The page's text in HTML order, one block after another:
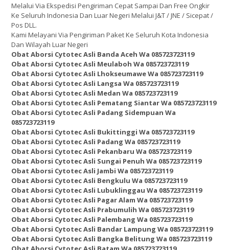
Melalui Via Ekspedisi Pengiriman Cepat Sampai Dan Free Ongkir
Ke Seluruh Indonesia Dan Luar Negeri Melalui J&T / JNE / Sicepat /
Pos DLL.
Kami Melayani Via Pengiriman Paket Ke Seluruh Kota Indonesia
Dan Wilayah Luar Negeri
Obat Aborsi Cytotec Asli Banda Aceh Wa 085723723119
Obat Aborsi Cytotec Asli Meulaboh Wa 085723723119
Obat Aborsi Cytotec Asli Lhokseumawe Wa 085723723119
Obat Aborsi Cytotec Asli Langsa Wa 085723723119
Obat Aborsi Cytotec Asli Medan Wa 085723723119
Obat Aborsi Cytotec Asli Pematang Siantar Wa 085723723119
Obat Aborsi Cytotec Asli Padang Sidempuan Wa
085723723119
Obat Aborsi Cytotec Asli Bukittinggi Wa 085723723119
Obat Aborsi Cytotec Asli Padang Wa 085723723119
Obat Aborsi Cytotec Asli Pekanbaru Wa 085723723119
Obat Aborsi Cytotec Asli Sungai Penuh Wa 085723723119
Obat Aborsi Cytotec Asli Jambi Wa 085723723119
Obat Aborsi Cytotec Asli Bengkulu Wa 085723723119
Obat Aborsi Cytotec Asli Lubuklinggau Wa 085723723119
Obat Aborsi Cytotec Asli Pagar Alam Wa 085723723119
Obat Aborsi Cytotec Asli Prabumulih Wa 085723723119
Obat Aborsi Cytotec Asli Palembang Wa 085723723119
Obat Aborsi Cytotec Asli Bandar Lampung Wa 085723723119
Obat Aborsi Cytotec Asli Bangka Belitung Wa 085723723119